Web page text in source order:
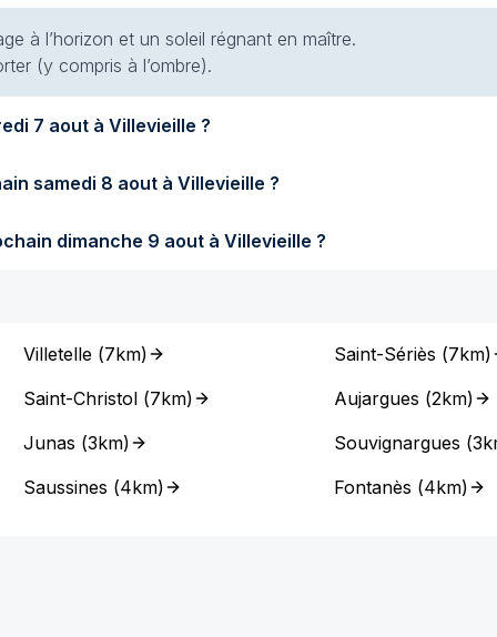
à l’horizon et un soleil régnant en maître.
(y compris à l’ombre).
Quel temps fera-t-il demain vendredi 7 aout à Villevieille ?
Quel temps fera-t-il samedi prochain samedi 8 aout à Villevieille ?
Quel temps fera-t-il dimanche prochain dimanche 9 aout à Villevieille ?
Villetelle (7km)
Saint-Christol (7km)
Junas (3km)
Saussines (4km)
Saint-Sériès (7km)
Aujargues (2km)
Souvignargues (
Fontanès (4km)